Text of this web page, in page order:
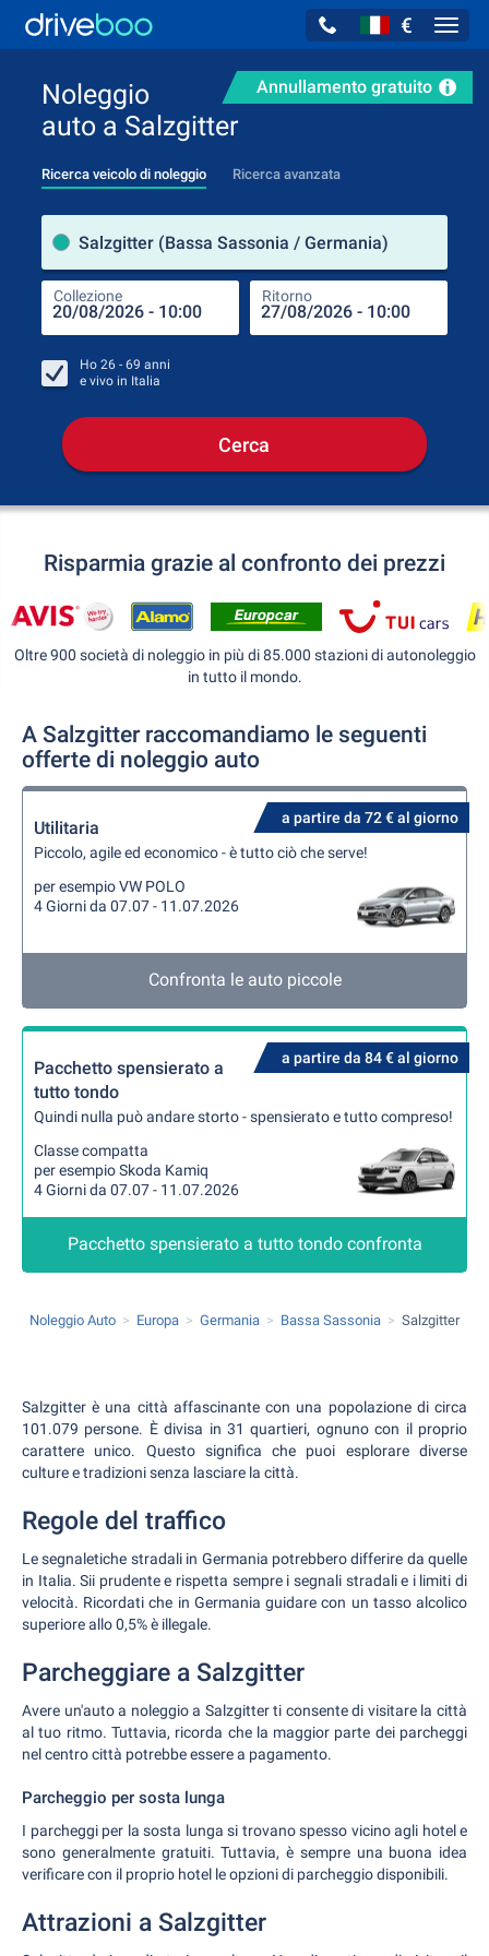
€
Annullamento gratuito
Noleggio
auto a Salzgitter
Ricerca veicolo di noleggio Ricerca avanzata
Salzgitter (Bassa Sassonia / Germania)
Collezione Ritorno
Ho 26 - 69 anni
e vivo in Italia
Cerca
Risparmia grazie al confronto dei prezzi
Oltre 900 società di noleggio in più di 85.000 stazioni di autonoleggio
in tutto il mondo.
A Salzgitter raccomandiamo le seguenti
offerte di noleggio auto
a partire da 72 € al giorno
Utilitaria
Piccolo, agile ed economico - è tutto ciò che serve!
per esempio VW POLO
4 Giorni da 07.07 - 11.07.2026
Confronta le auto piccole
a partire da 84 € al giorno
Pacchetto spensierato a
tutto tondo
Quindi nulla può andare storto - spensierato e tutto compreso!
Classe compatta
per esempio Skoda Kamiq
4 Giorni da 07.07 - 11.07.2026
Pacchetto spensierato a tutto tondo confronta
Noleggio Auto Europa Germania Bassa Sassonia Salzgitter
Salzgitter è una città affascinante con una popolazione di circa
101.079 persone. È divisa in 31 quartieri, ognuno con il proprio
carattere unico. Questo significa che puoi esplorare diverse
culture e tradizioni senza lasciare la città.
Regole del traffico
Le segnaletiche stradali in Germania potrebbero differire da quelle
in Italia. Sii prudente e rispetta sempre i segnali stradali e i limiti di
velocità. Ricordati che in Germania guidare con un tasso alcolico
superiore allo 0,5% è illegale.
Parcheggiare a Salzgitter
Avere un'auto a noleggio a Salzgitter ti consente di visitare la città
al tuo ritmo. Tuttavia, ricorda che la maggior parte dei parcheggi
nel centro città potrebbe essere a pagamento.
Parcheggio per sosta lunga
I parcheggi per la sosta lunga si trovano spesso vicino agli hotel e
sono generalmente gratuiti. Tuttavia, è sempre una buona idea
verificare con il proprio hotel le opzioni di parcheggio disponibili.
Attrazioni a Salzgitter